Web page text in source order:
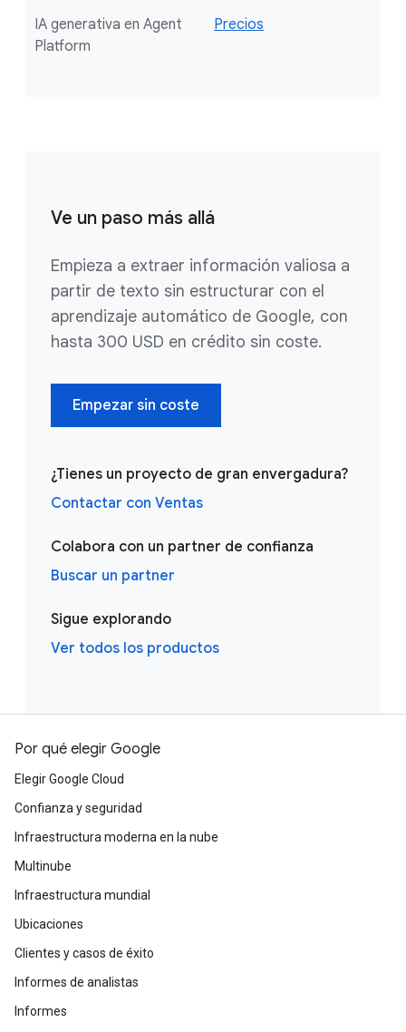
IA generativa en Agent
Platform
Precios
Ve un paso más allá
Empieza a extraer información valiosa a
partir de texto sin estructurar con el
aprendizaje automático de Google, con
hasta 300 USD en crédito sin coste.
Empezar sin coste
¿Tienes un proyecto de gran envergadura?
Contactar con Ventas
Colabora con un partner de confianza
Buscar un partner
Sigue explorando
Ver todos los productos
Por qué elegir Google
Elegir Google Cloud
Confianza y seguridad
Infraestructura moderna en la nube
Multinube
Infraestructura mundial
Ubicaciones
Clientes y casos de éxito
Informes de analistas
Informes